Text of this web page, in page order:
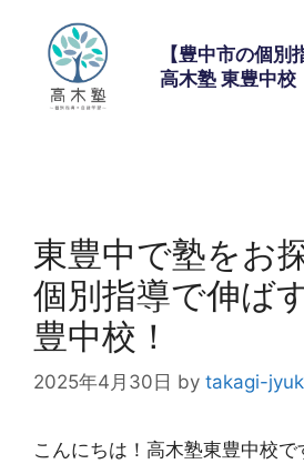
【豊中市の個別
高木塾 東豊中校
東豊中で塾をお
個別指導で伸ば
豊中校！
2025年4月30日 by takagi-
こんにちは！高木塾東豊中校で